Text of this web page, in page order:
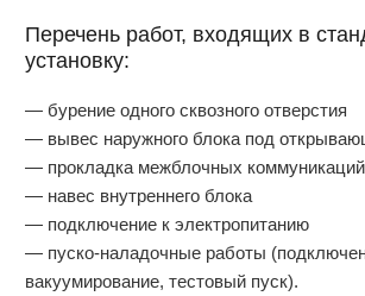
Перечень работ, входящих в
установку:
— бурение одного сквозного отверстия
— вывес наружного блока под
— прокладка межблочных коммуникаций
— навес внутреннего блока
— подключение к электропитанию
— пуско-наладочные работы
вакуумирование, тестовый пуск).